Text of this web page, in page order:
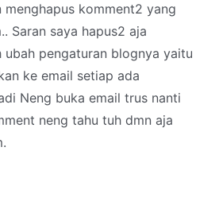
menghapus komment2 yang
Saran saya hapus2 aja
ubah pengaturan blognya yaitu
ke email setiap ada
Neng buka email trus nanti
neng tahu tuh dmn aja